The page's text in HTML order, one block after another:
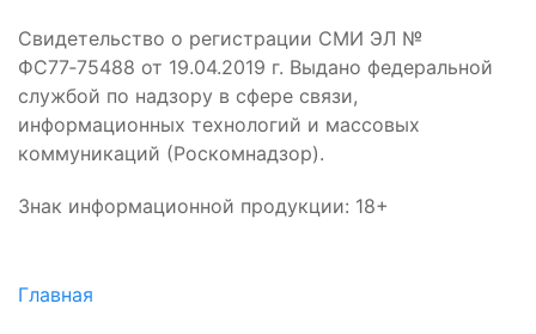
Свидетельство о регистрации СМИ ЭЛ №
ФС77‑75488 от 19.04.2019 г. Выдано федеральной
службой по надзору в сфере связи,
информационных технологий и массовых
коммуникаций (Роскомнадзор).
Знак информационной продукции: 18+
Главная